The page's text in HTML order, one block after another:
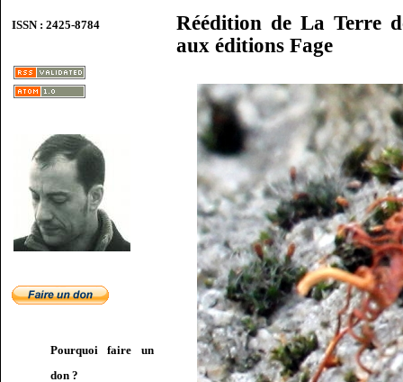
ISSN : 2425-8784
Pourquoi faire un
don ?
Réédition de La Terre
aux éditions Fage